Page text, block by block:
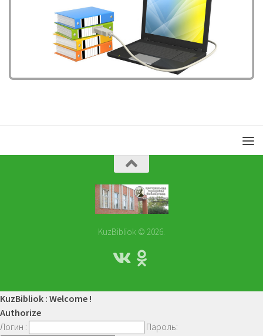
KuzBibliok © 2026.
KuzBibliok : Welcome !
Authorize
Логин :
Пароль: